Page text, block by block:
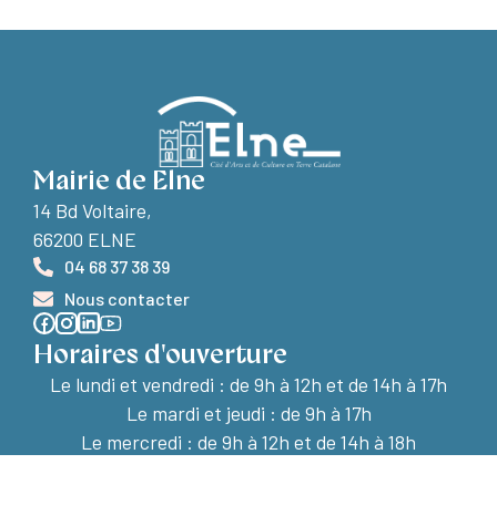
Mairie de Elne
14 Bd Voltaire,
66200 ELNE
04 68 37 38 39
Nous contacter
Horaires d'ouverture
Le lundi et vendredi : de 9h à 12h et de 14h à 17h
Le mardi et jeudi : de 9h à 17h
Le mercredi : de 9h à 12h et de 14h à 18h